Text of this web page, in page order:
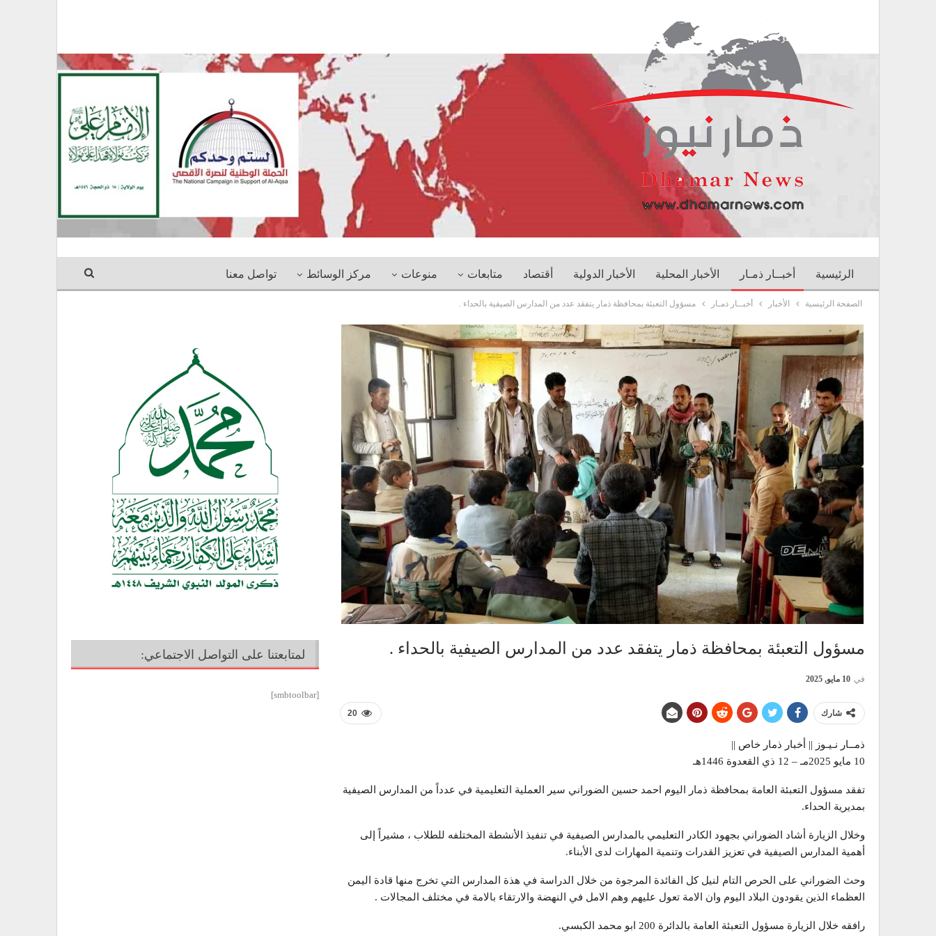
الرئيسية أخبــار ذمـار الأخبار المحلية الأخبار الدولية أقتصاد متابعات منوعات مركز الوسائط تواصل معنا
الصفحة الرئيسية الأخبار أخبــار ذمـار مسؤول التعبئة بمحافظة ذمار يتفقد عدد من المدارس الصيفية بالحداء .
مسؤول التعبئة بمحافظة ذمار يتفقد عدد من المدارس الصيفية بالحداء .
في 10 مايو, 2025
20 شارك
ذمــار نـيـوز || أخبار ذمار خاص ||
10 مايو 2025مـ – 12 ذي القعدوة 1446هـ
تفقد مسؤول التعبئة العامة بمحافظة ذمار اليوم احمد حسين الضوراني سير العملية التعليمية في عدداً من المدارس الصيفية
بمديرية الحداء.
وخلال الزيارة أشاد الضوراني بجهود الكادر التعليمي بالمدارس الصيفية في تنفيذ الأنشطة المختلفه للطلاب ، مشيراً إلى
أهمية المدارس الصيفية في تعزيز القدرات وتنمية المهارات لدى الأبناء.
وحث الضوراني على الحرص التام لنيل كل الفائدة المرجوة من خلال الدراسة في هذة المدارس التي تخرج منها قادة اليمن
العظماء الذين يقودون البلاد اليوم وان الامة تعول عليهم وهم الامل في النهضة والارتقاء بالامة في مختلف المجالات .
رافقه خلال الزيارة مسؤول التعبئة العامة بالدائرة 200 ابو محمد الكبسي.
لمتابعتنا على التواصل الاجتماعي:
[smbtoolbar]